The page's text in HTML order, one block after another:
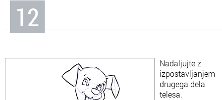
12
Nadaljujte z
izpostavljanjem
drugega dela
telesa.